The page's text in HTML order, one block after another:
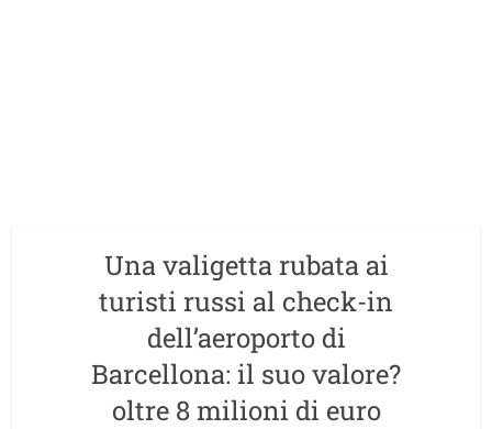
Una valigetta rubata ai
turisti russi al check-in
dell’aeroporto di
Barcellona: il suo valore?
oltre 8 milioni di euro